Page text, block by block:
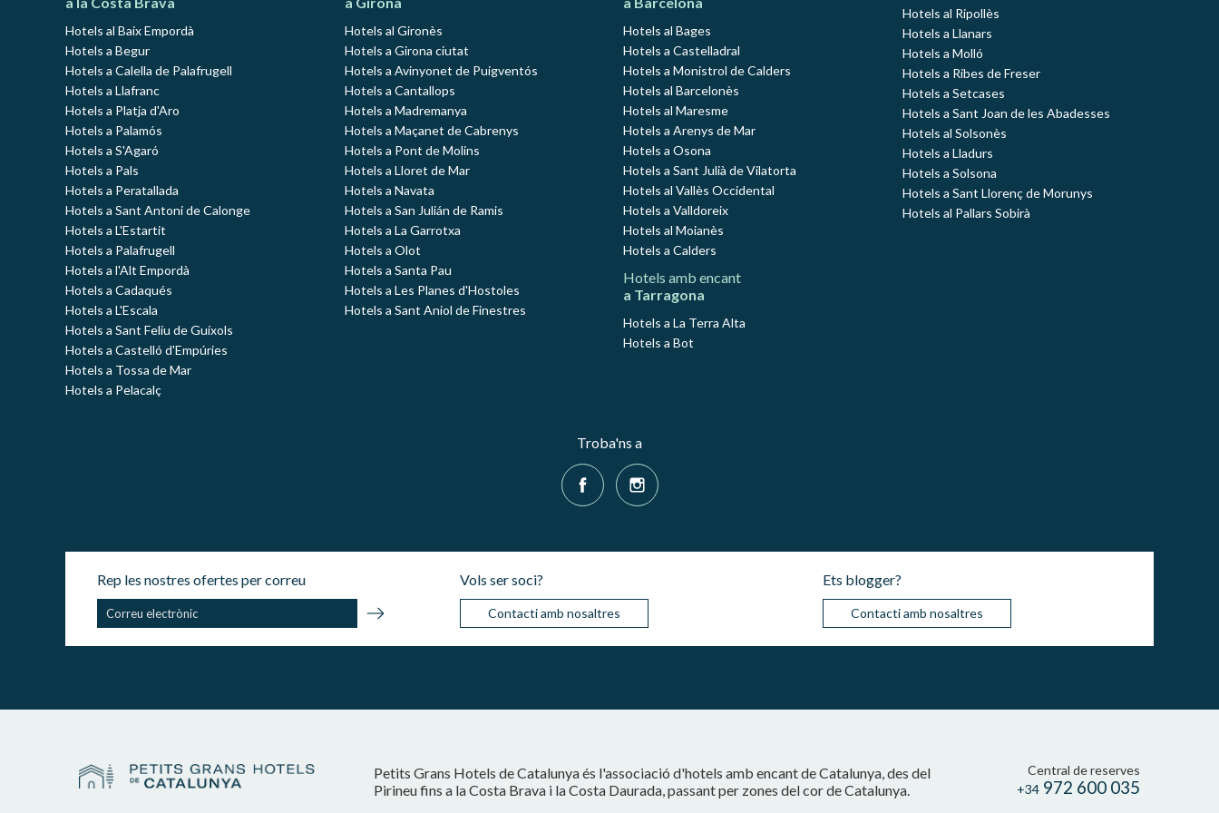
Hotels al Baix Empordà
Hotels a Begur
Hotels a Calella de Palafrugell
Hotels a Llafranc
Hotels a Platja d'Aro
Hotels a Palamós
Hotels a S'Agaró
Hotels a Pals
Hotels a Peratallada
Hotels a Sant Antoni de Calonge
Hotels a L'Estartit
Hotels a Palafrugell
Hotels a l'Alt Empordà
Hotels a Cadaqués
Hotels a L'Escala
Hotels a Sant Feliu de Guíxols
Hotels a Castelló d'Empúries
Hotels a Tossa de Mar
Hotels a Pelacalç
Hotels al Gironès
Hotels a Girona ciutat
Hotels a Avinyonet de Puigventós
Hotels a Cantallops
Hotels a Madremanya
Hotels a Maçanet de Cabrenys
Hotels a Pont de Molins
Hotels a Lloret de Mar
Hotels a Navata
Hotels a San Julián de Ramis
Hotels a La Garrotxa
Hotels a Olot
Hotels a Santa Pau
Hotels a Les Planes d'Hostoles
Hotels a Sant Aniol de Finestres
Hotels al Bages
Hotels a Castelladral
Hotels a Monistrol de Calders
Hotels al Barcelonès
Hotels al Maresme
Hotels a Arenys de Mar
Hotels a Osona
Hotels a Sant Julià de Vilatorta
Hotels al Vallès Occidental
Hotels a Valldoreix
Hotels al Moianès
Hotels a Calders
Hotels amb encant
a Tarragona
Hotels a La Terra Alta
Hotels a Bot
Hotels al Ripollès
Hotels a Llanars
Hotels a Molló
Hotels a Ribes de Freser
Hotels a Setcases
Hotels a Sant Joan de les Abadesses
Hotels al Solsonès
Hotels a Lladurs
Hotels a Solsona
Hotels a Sant Llorenç de Morunys
Hotels al Pallars Sobirà
Troba'ns a
Rep les nostres ofertes per correu Vols ser soci?
Contacti amb nosaltres
Ets blogger?
Contacti amb nosaltres
Petits Grans Hotels de Catalunya és l'associació d'hotels amb encant de Catalunya, des del
Pirineu fins a la Costa Brava i la Costa Daurada, passant per zones del cor de Catalunya.
Central de reserves
+34 972 600 035